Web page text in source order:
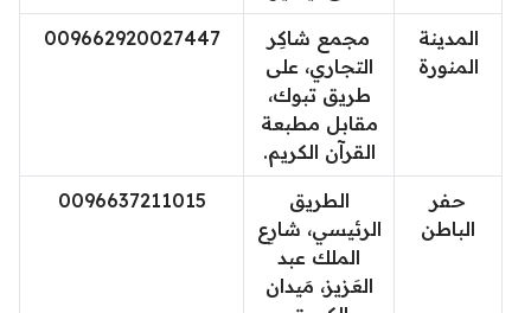
المدينة
المنورة
مجمع شاكِر
التجاري، على
طريق تبوك،
مقابل مطبعة
القرآن الكريم.
009662920027447
حفر
الباطن
الطريق
الرئيسي، شارِع
الملك عبد
العَزيز، مَيدان
0096637211015